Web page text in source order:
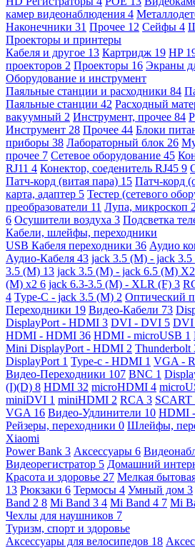
камер видеонаблюдения 4
Наконечники 31 Прочее 12 Сейфы 4
Проекторы и принтеры
Кабеля и другое 13 Картридж 19 HP
проекторов 2 Проекторы 16 Экраны
Оборудование и инструмент
Паяльные станции и расходники 84
Паяльные станции 42 Расходный
вакуумный 2 Инструмент, прочее 84
Инструмент 28 Прочее 44 Блоки
приборы 38 Лабораторный блок 26
прочее 7 Сетевое оборудование 45
RJ11 4 Конектор, соеденитель RJ45 9
Патч-корд (витая пара) 15 Патч-корд
карта, адаптер 5 Тестер (сетевого
преобразователи 11 Лупа, микроскоп
6 Осушители воздуха 3 Подсветка
Кабели, шлейфы, переходники
USB Кабеля переходники 36 Аудио
Аудио-Кабеля 43 jack 3.5 (M) - jack 3.5
3.5 (M) 13 jack 3.5 (M) - jack 6.5 (M) X2
(M) x2 6 jack 6.3-3.5 (M) - XLR (F) 3
4 Type-C - jack 3.5 (M) 2 Оптический
Переходники 19 Видео-Кабели 73
DisplayPort - HDMI 3 DVI - DVI 5 DVI
HDMI - HDMI 36 HDMI - microUSB 1
Mini DisplayPort - HDMI 2
DisplayPort 1 Type-c - HDMI 1 VGA -
Видео-Переходники 107 BNC 1
(I)(D) 8 HDMI 32 microHDMI 4
miniDVI 1 miniHDMI 2 RCA 3 SCART
VGA 16 Видео-Удлинители 10 HDMI
Рейзеры, переходники 0 Шлейфы,
Xiaomi
Power Bank 3 Аксессуары 6
Видеорегистратор 5 Домашний
Красота и здоровье 27 Мелкая
13 Рюкзаки 6 Термосы 4 Умный дом 3
Band 2 8 Mi Band 3 4 Mi Band 4 7 Mi
Чехлы для наушников 7
Туризм, спорт и здоровье
Аксессуары для велосипедов 18